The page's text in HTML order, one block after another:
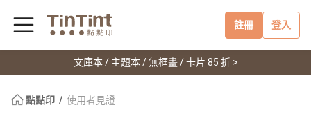
註冊 登入
文庫本 / 主題本 / 無框畫 / 卡片 85 折 >
點點印 使用者見證